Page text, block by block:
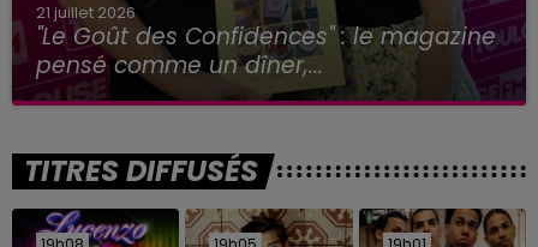
21 juillet 2026
"Le Goût des Confidences" : le magazine
pensé comme un dîner,...
TITRES DIFFUSÉS